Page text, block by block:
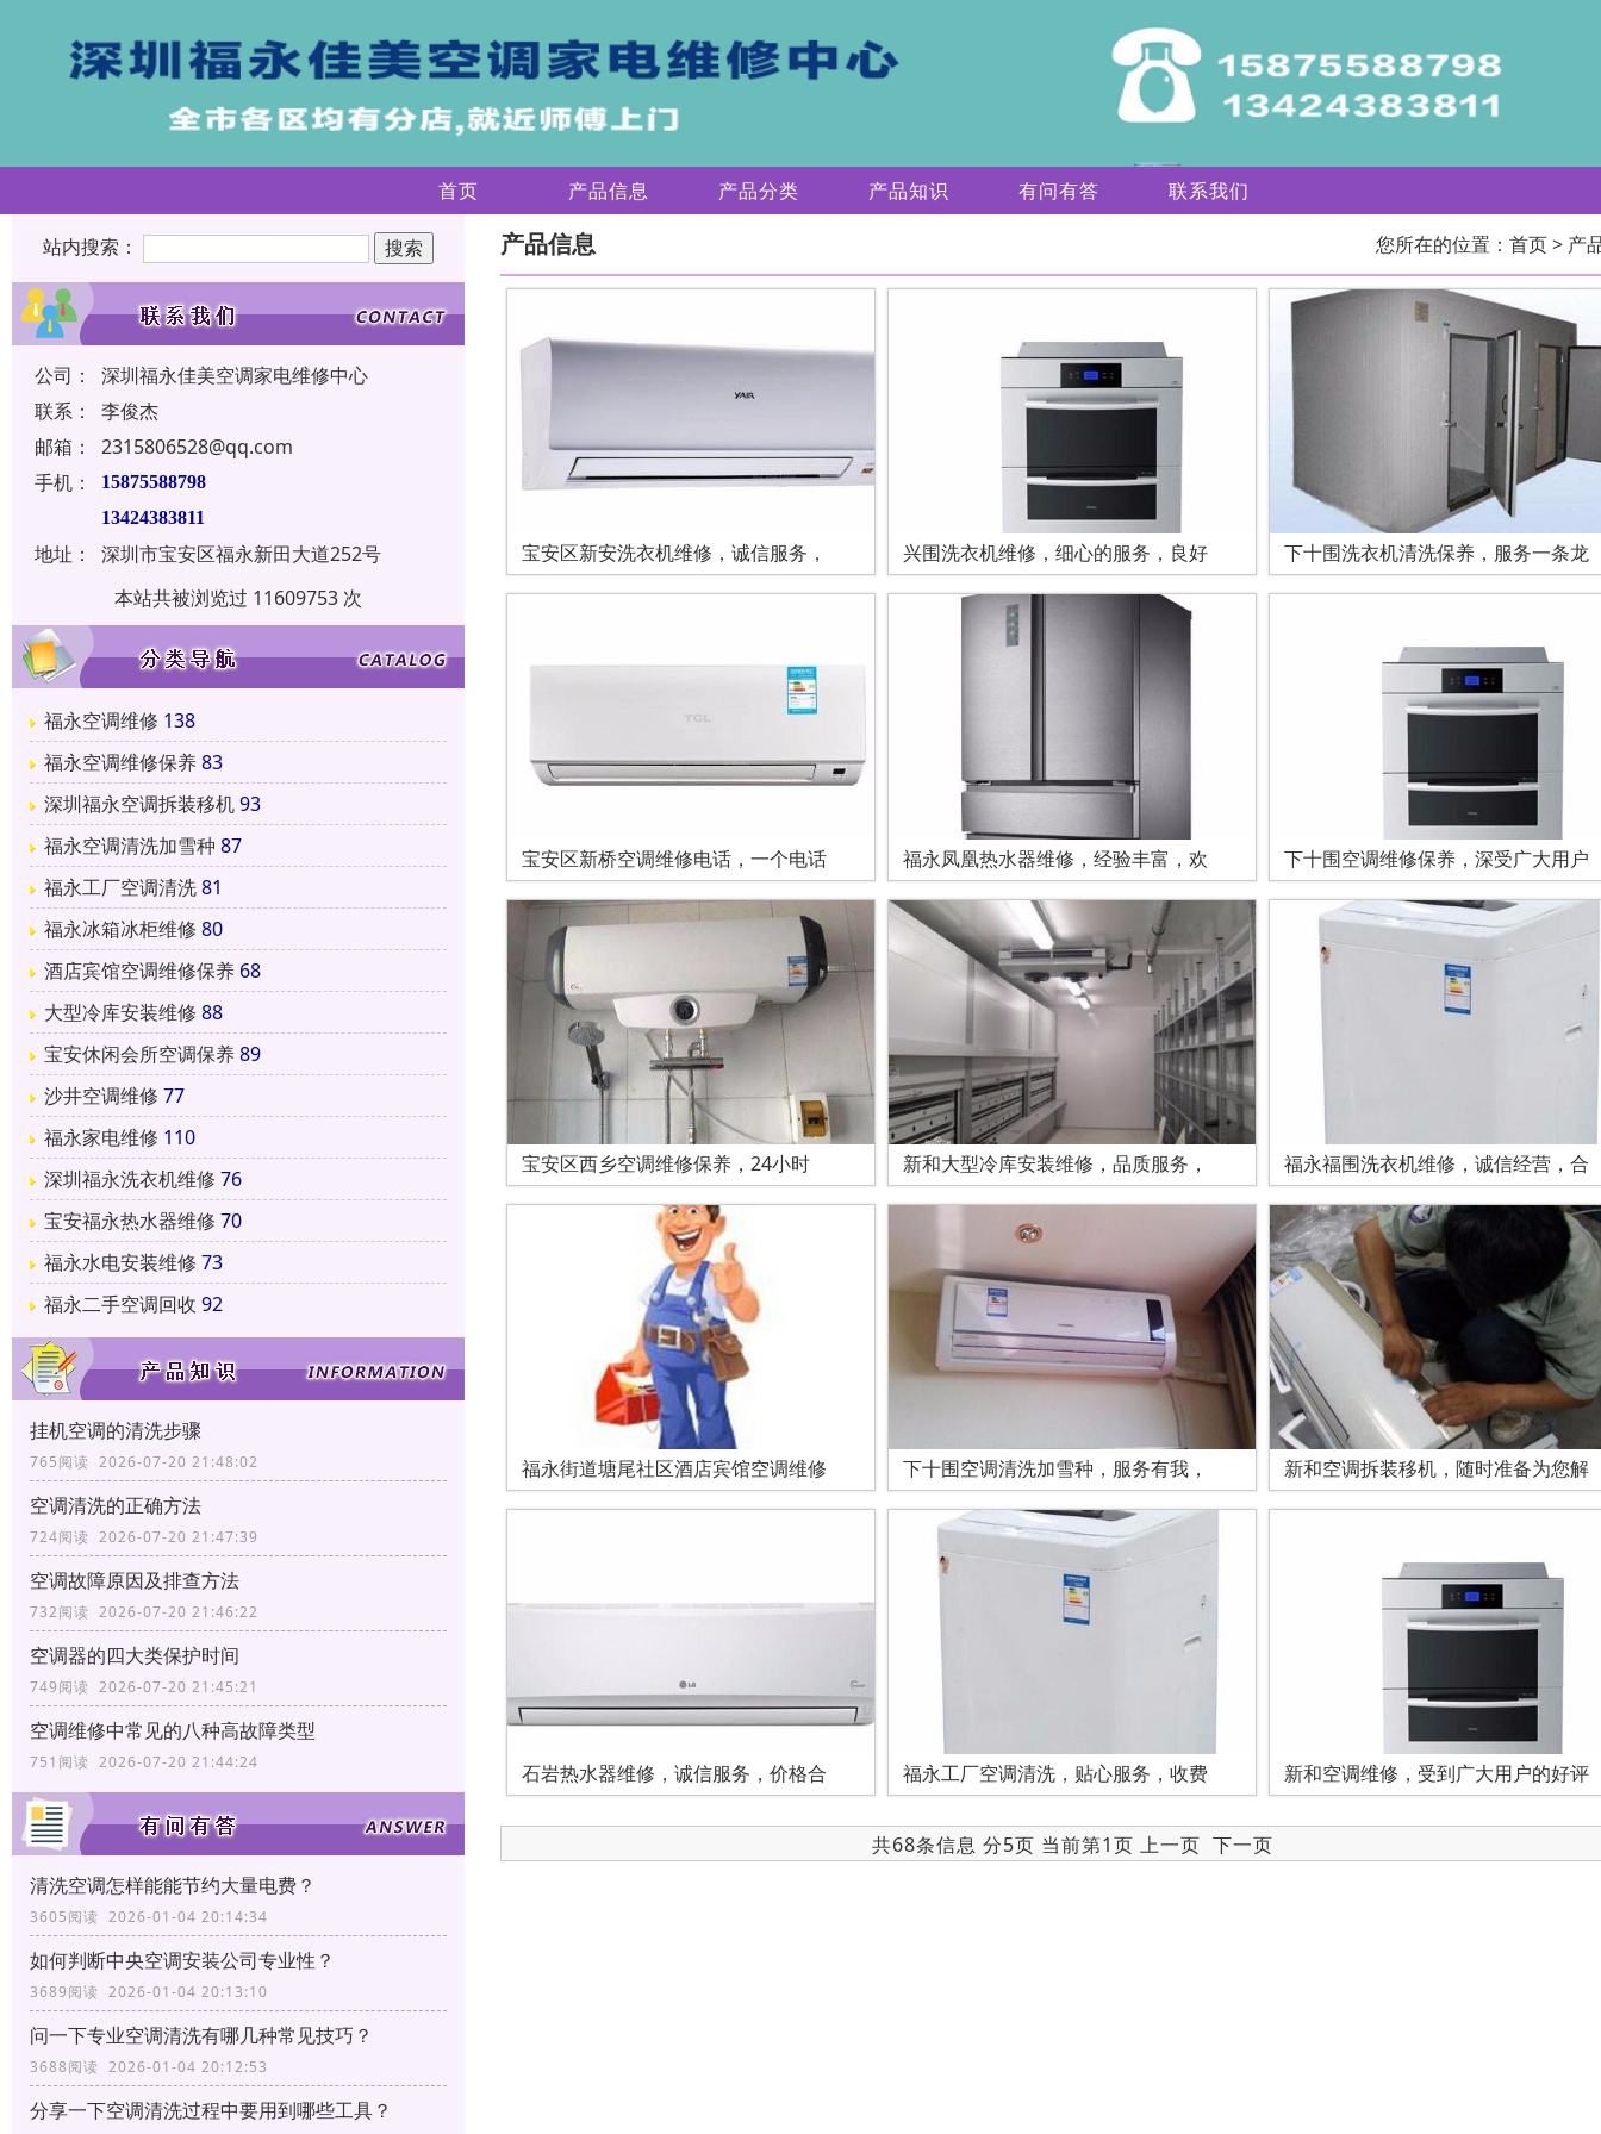
首页 产品信息 产品分类 产品知识 有问有答 联系我们
站内搜索：
公司：
深圳福永佳美空调家电维修中心
联系：
李俊杰
邮箱：
2315806528@qq.com
手机：
15875588798
13424383811
地址：
深圳市宝安区福永新田大道252号
本站共被浏览过 11609753 次
福永空调维修 138
福永空调维修保养83
深圳福永空调拆装移机93
福永空调清洗加雪种 87
福永工厂空调清洗81
福永冰箱冰柜维修 80
酒店宾馆空调维修保养 68
大型冷库安装维修 88
宝安休闲会所空调保养89
沙井空调维修 77
福永家电维修 110
深圳福永洗衣机维修 76
宝安福永热水器维修 70
福永水电安装维修 73
福永二手空调回收 92
挂机空调的清洗步骤
765阅读 2026-07-20 21:48:02
空调清洗的正确方法
724阅读 2026-07-20 21:47:39
空调故障原因及排查方法
732阅读 2026-07-20 21:46:22
空调器的四大类保护时间
749阅读 2026-07-20 21:45:21
空调维修中常见的八种高故障类型
751阅读 2026-07-20 21:44:24
清洗空调怎样能能节约大量电费？
3605阅读 2026-01-04 20:14:34
如何判断中央空调安装公司专业性？
3689阅读 2026-01-04 20:13:10
问一下专业空调清洗有哪几种常见技巧？
3688阅读 2026-01-04 20:12:53
分享一下空调清洗过程中要用到哪些工具？
产品信息 您所在的位置： 首页> 产
宝安区新安洗衣机维修，诚信服务， 兴围洗衣机维修，细心的服务，良好 下十围洗衣机清洗保养，服务一条龙
宝安区新桥空调维修电话，一个电话 福永凤凰热水器维修，经验丰富，欢 下十围空调维修保养，深受广大用户
宝安区西乡空调维修保养，24小时 新和大型冷库安装维修，品质服务， 福永福围洗衣机维修，诚信经营，合
福永街道塘尾社区酒店宾馆空调维修 下十围空调清洗加雪种，服务有我， 新和空调拆装移机，随时准备为您解
石岩热水器维修，诚信服务，价格合 福永工厂空调清洗，贴心服务，收费 新和空调维修，受到广大用户的好评
共68条信息 分5页 当前第1页 上一页 下一页